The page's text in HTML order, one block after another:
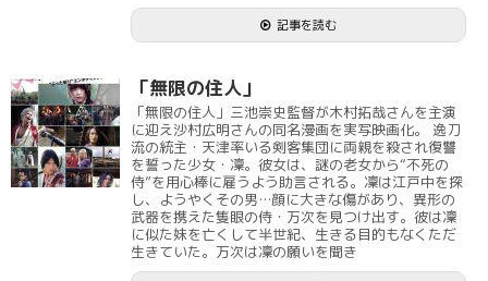
記事を読む
「無限の住人」
「無限の住人」三池崇史監督が木村拓哉さんを主演
に迎え沙村広明さんの同名漫画を実写映画化。 逸刀
流の統主・天津率いる剣客集団に両親を殺され復讐
を誓った少女・凜。彼女は、謎の老女から“不死の
侍”を用心棒に雇うよう助言される。凜は江戸中を探
し、ようやくその男…顔に大きな傷があり、異形の
武器を携えた隻眼の侍・万次を見つけ出す。彼は凜
に似た妹を亡くして半世紀、生きる目的もなくただ
生きていた。万次は凜の願いを聞き